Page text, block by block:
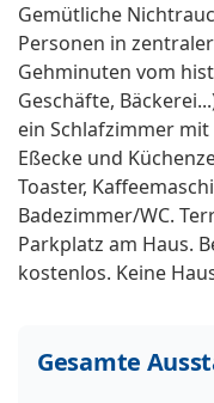
Gemütliche
Personen in
Gehminuten vom
Geschäfte,
ein Schlafzimmer
Eßecke und
Toaster,
Badezimmer/WC.
Parkplatz am Haus.
kostenlos. Keine
Gesamte